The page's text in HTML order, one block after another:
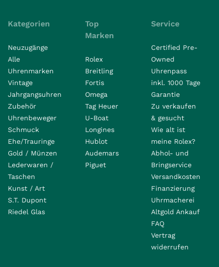
Kategorien
Neuzugänge
Alle
Uhrenmarken
Vintage
Jahrgangsuhren
Zubehör
Uhrenbeweger
Schmuck
Ehe/Trauringe
Gold / Münzen
Lederwaren /
Taschen
Kunst / Art
S.T. Dupont
Riedel Glas
Top
Marken
Rolex
Breitling
Fortis
Omega
Tag Heuer
U-Boat
Longines
Hublot
Audemars
Piguet
Service
Certified Pre-
Owned
Uhrenpass
inkl. 1000 Tage
Garantie
Zu verkaufen
& gesucht
Wie alt ist
meine Rolex?
Abhol- und
Bringservice
Versandkosten
Finanzierung
Uhrmacherei
Altgold Ankauf
FAQ
Vertrag
widerrufen